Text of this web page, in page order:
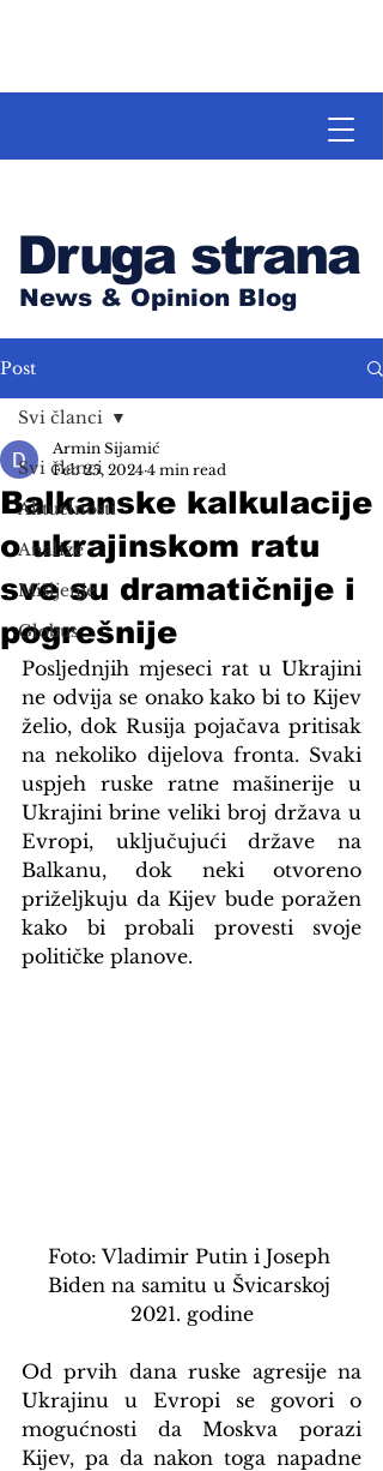
Druga strana
News & Opinion Blog
Post
Svi članci
Aktuelnosti
Analize
Mišljenje
Globus
Svi članci
Balkanske kalkulacije
o ukrajinskom ratu
sve su dramatičnije i
pogrešnije
Armin Sijamić
Feb 25, 2024 4 min read
Posljednjih mjeseci rat u Ukrajini
ne odvija se onako kako bi to Kijev
želio, dok Rusija pojačava pritisak
na nekoliko dijelova fronta. Svaki
uspjeh ruske ratne mašinerije u
Ukrajini brine veliki broj država u
Evropi, uključujući države na
Balkanu, dok neki otvoreno
priželjkuju da Kijev bude poražen
kako bi probali provesti svoje
političke planove.
Foto: Vladimir Putin i Joseph
Biden na samitu u Švicarskoj
2021. godine
Od prvih dana ruske agresije na
Ukrajinu u Evropi se govori o
mogućnosti da Moskva porazi
Kijev, pa da nakon toga napadne